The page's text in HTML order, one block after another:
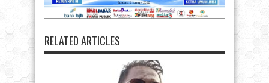
RELATED ARTICLES